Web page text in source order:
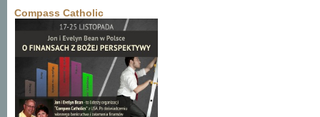
Compass Catholic